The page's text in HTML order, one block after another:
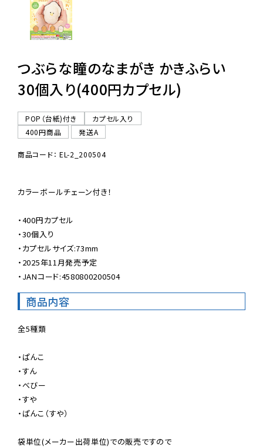
06-6282-7659
つぶらな瞳のなまがき かきふらい
30個入り(400円カプセル)
POP（台紙)付き
カプセル入り
400円商品
発送A
商品コード： EL-2_200504
カラーボールチェーン付き！
・400円カプセル
・30個入り
・カプセルサイズ:73mm
・2025年11月発売予定
・JANコード:4580800200504
商品内容
全5種類
・ぱんこ
・すん
・べびー
・すや
・ぱんこ（すや）
袋単位(メーカー出荷単位)での販売ですので